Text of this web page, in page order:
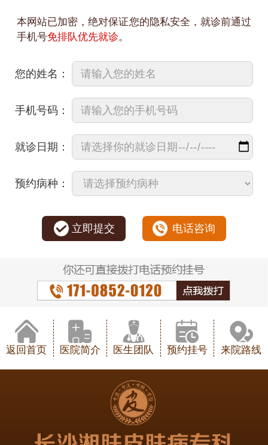
本网站已加密，绝对保证您的隐私安全，就诊前通过
手机号免排队优先就诊。
您的姓名：
手机号码：
就诊日期：
预约病种：
立即提交 电话咨询
返回首页 医院简介 医生团队 预约挂号 来院路线